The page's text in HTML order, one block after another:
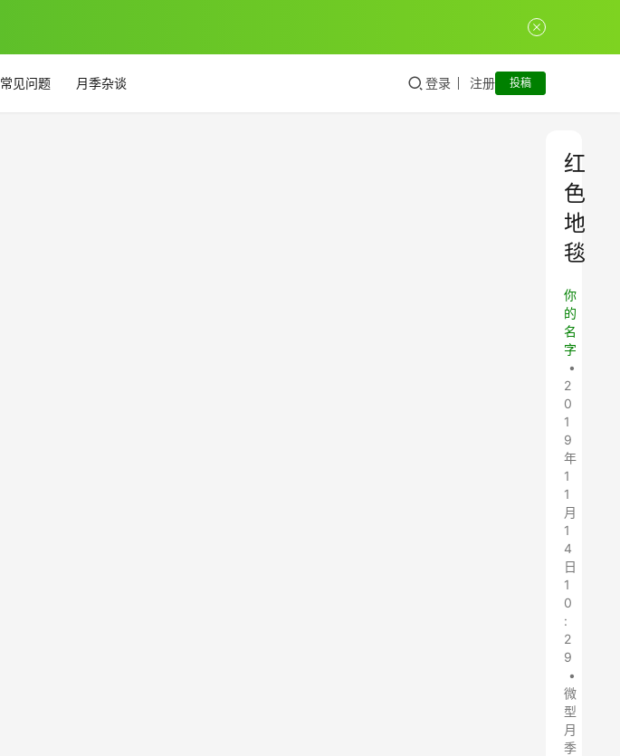
常见问题 月季杂谈 登录 注册 投稿
红
色
地
毯
你
的
名
字
•
2
0
1
9
年
1
1
月
1
4
日
1
0
:
2
9
•
微
型
月
季